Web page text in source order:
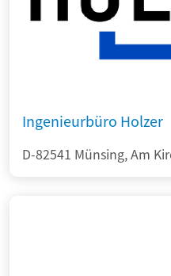
Ingenieurbüro Holzer
D-82541 Münsing, Am